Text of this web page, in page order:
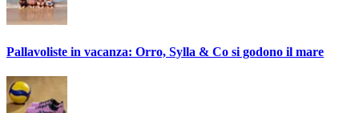
Pallavoliste in vacanza: Orro, Sylla & Co si godono il mare